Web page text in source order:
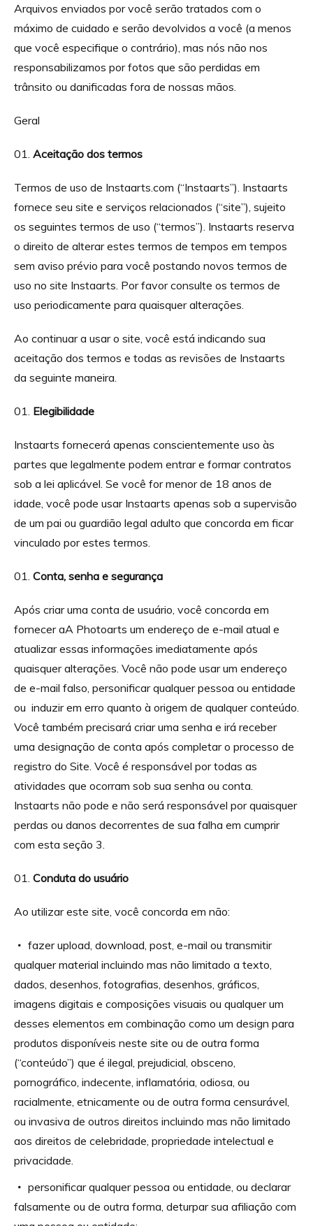
Arquivos enviados por você serão tratados com o
máximo de cuidado e serão devolvidos a você (a menos
que você especifique o contrário), mas nós não nos
responsabilizamos por fotos que são perdidas em
trânsito ou danificadas fora de nossas mãos.
Geral
Aceitação dos termos
Termos de uso de Instaarts.com (“Instaarts”). Instaarts
fornece seu site e serviços relacionados (“site”), sujeito
os seguintes termos de uso (“termos”). Instaarts reserva
o direito de alterar estes termos de tempos em tempos
sem aviso prévio para você postando novos termos de
uso no site Instaarts. Por favor consulte os termos de
uso periodicamente para quaisquer alterações.
Ao continuar a usar o site, você está indicando sua
aceitação dos termos e todas as revisões de Instaarts
da seguinte maneira.
Elegibilidade
Instaarts fornecerá apenas conscientemente uso às
partes que legalmente podem entrar e formar contratos
sob a lei aplicável. Se você for menor de 18 anos de
idade, você pode usar Instaarts apenas sob a supervisão
de um pai ou guardião legal adulto que concorda em ficar
vinculado por estes termos.
Conta, senha e segurança
Após criar uma conta de usuário, você concorda em
fornecer aA Photoarts um endereço de e-mail atual e
atualizar essas informações imediatamente após
quaisquer alterações. Você não pode usar um endereço
de e-mail falso, personificar qualquer pessoa ou entidade
ou induzir em erro quanto à origem de qualquer conteúdo.
Você também precisará criar uma senha e irá receber
uma designação de conta após completar o processo de
registro do Site. Você é responsável por todas as
atividades que ocorram sob sua senha ou conta.
Instaarts não pode e não será responsável por quaisquer
perdas ou danos decorrentes de sua falha em cumprir
com esta seção 3.
Conduta do usuário
Ao utilizar este site, você concorda em não:
fazer upload, download, post, e-mail ou transmitir
qualquer material incluindo mas não limitado a texto,
dados, desenhos, fotografias, desenhos, gráficos,
imagens digitais e composições visuais ou qualquer um
desses elementos em combinação como um design para
produtos disponíveis neste site ou de outra forma
(“conteúdo”) que é ilegal, prejudicial, obsceno,
pornográfico, indecente, inflamatória, odiosa, ou
racialmente, etnicamente ou de outra forma censurável,
ou invasiva de outros direitos incluindo mas não limitado
aos direitos de celebridade, propriedade intelectual e
privacidade.
personificar qualquer pessoa ou entidade, ou declarar
falsamente ou de outra forma, deturpar sua afiliação com